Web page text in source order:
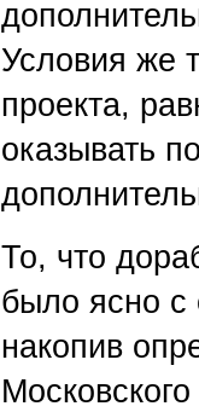
Условия же
проекта,
оказывать
То, что
было ясно с
накопив